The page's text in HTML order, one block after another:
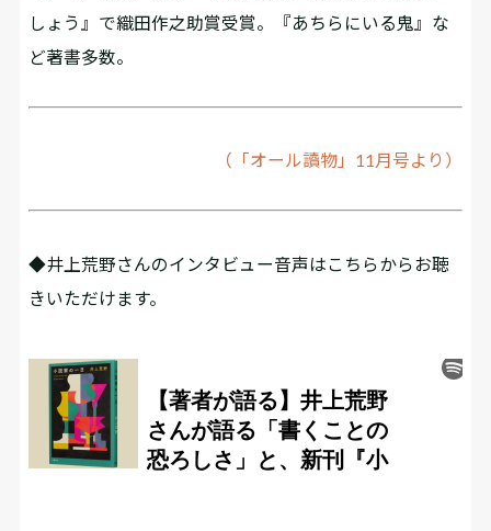
しょう』で織田作之助賞受賞。『あちらにいる鬼』な
ど著書多数。
（「オール讀物」11月号より）
◆井上荒野さんのインタビュー音声はこちらからお聴
きいただけます。